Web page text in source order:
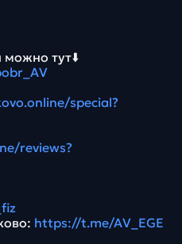
можно тут⬇️
special?
reviews?
https://t.me/AV_EGE